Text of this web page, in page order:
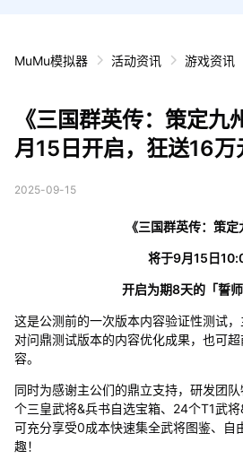
MuMu模拟器 活动资讯 游戏资讯
《三国群英传：策定九
月15日开启，狂送16万
2025-09-15
《三国群英传：策定
将于9月15日
开启为期8天的「誓师
这是公测前的一次版本内容验证性测试
对问鼎测试版本的内容优化成果，也可
容。
同时为感谢主公们的鼎立支持，研发团
个三皇武将&兵书自选宝箱、24个T1武
可充分享受0成本快速集全武将图鉴、自
趣！